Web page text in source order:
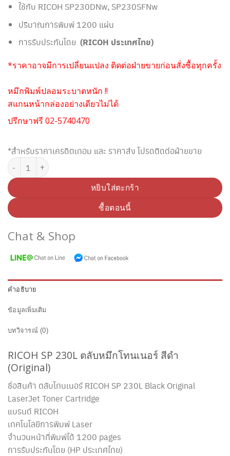
ใช้กับ RICOH SP230DNw, SP230SFNw
ปริมาณการพิมพ์ 1200 แผ่น
การรับประกันโดย (RICOH ประเทศไทย)
*ราคาอาจมีการเปลี่ยนแปลง ติดต่อฝ่ายขายก่อนสั่งซื้อทุกครั้ง
หมึกพิมพ์ปลอมระบาดหนัก !!
สแกนหน้ากล่องอย่างเดียวไม่ได้
ปรึกษาฟรี 02-5740470
*สำหรับราคาเครดิตเทอม และ ราคาส่ง โปรดติดต่อฝ่ายขาย
จำนวน RICOH SP 230L ตลับหมึกโทนเนอร์ สีดำ (Original) ชิ้น
หยิบใส่ตะกร้า
ซื้อตอนนี้
Chat & Shop
คำอธิบาย
ข้อมูลเพิ่มเติม
บทวิจารณ์ (0)
RICOH SP 230L ตลับหมึกโทนเนอร์ สีดำ
(Original)
ชื่อสินค้า ตลับโทนเนอร์ RICOH SP 230L Black Original
LaserJet Toner Cartridge
แบรนด์ RICOH
เทคโนโลยีการพิมพ์ Laser
จำนวนหน้าที่พิมพ์ได้ 1200 pages
การรับประกันโดย (HP ประเทศไทย)